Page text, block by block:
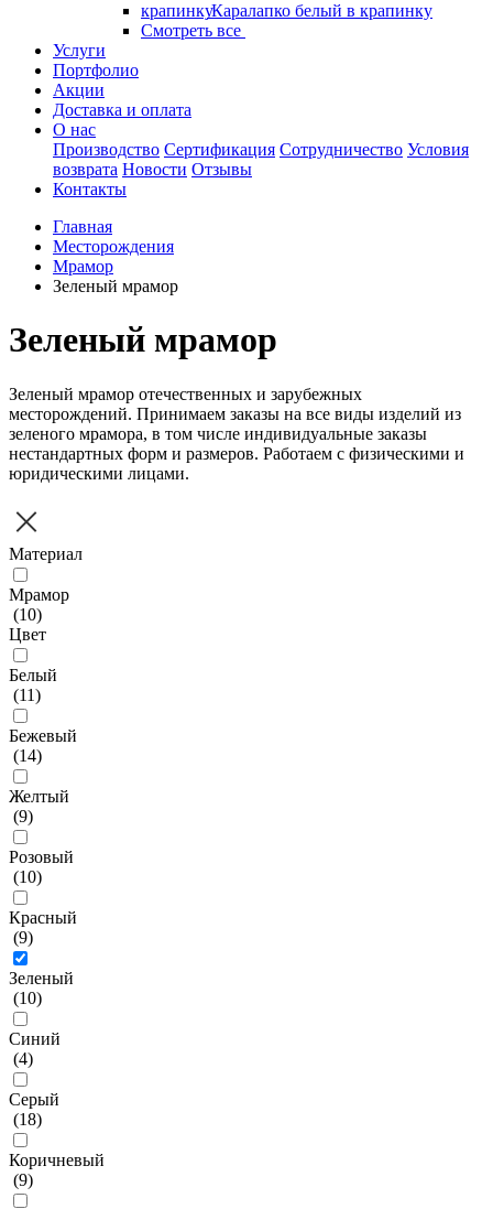
Каралапко белый в крапинку
Смотреть все
Услуги
Портфолио
Акции
Доставка и оплата
О нас
Производство Сертификация Сотрудничество Условия
возврата Новости Отзывы
Контакты
Главная
Месторождения
Мрамор
Зеленый мрамор
Зеленый мрамор
Зеленый мрамор отечественных и зарубежных
месторождений. Принимаем заказы на все виды изделий из
зеленого мрамора, в том числе индивидуальные заказы
нестандартных форм и размеров. Работаем с физическими и
юридическими лицами.
Материал
Мрамор
(10)
Цвет
Белый
(11)
Бежевый
(14)
Желтый
(9)
Розовый
(10)
Красный
(9)
Зеленый
(10)
Синий
(4)
Серый
(18)
Коричневый
(9)